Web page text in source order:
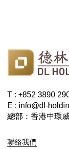
T : +852 3890
E : info@dl-
總部：香港中環
聯絡我們